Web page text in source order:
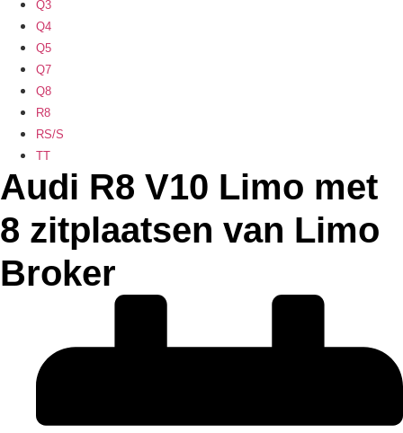
Q3
Q4
Q5
Q7
Q8
R8
RS/S
TT
Audi R8 V10 Limo met
8 zitplaatsen van Limo
Broker